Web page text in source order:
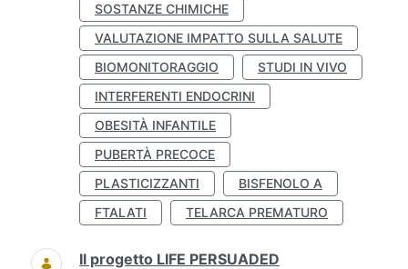
SOSTANZE CHIMICHE
VALUTAZIONE IMPATTO SULLA SALUTE
BIOMONITORAGGIO
STUDI IN VIVO
INTERFERENTI ENDOCRINI
OBESITÀ INFANTILE
PUBERTÀ PRECOCE
PLASTICIZZANTI
BISFENOLO A
FTALATI
TELARCA PREMATURO
Il progetto LIFE PERSUADED